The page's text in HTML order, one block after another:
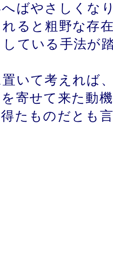
へばやさしく
ると粗野な存
ている手法が
いて考えれば
寄せて来た動
たものだとも